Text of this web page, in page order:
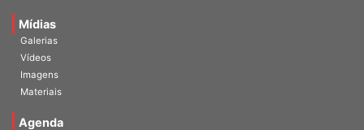
Mídias
Galerias
Vídeos
Imagens
Materiais
Agenda